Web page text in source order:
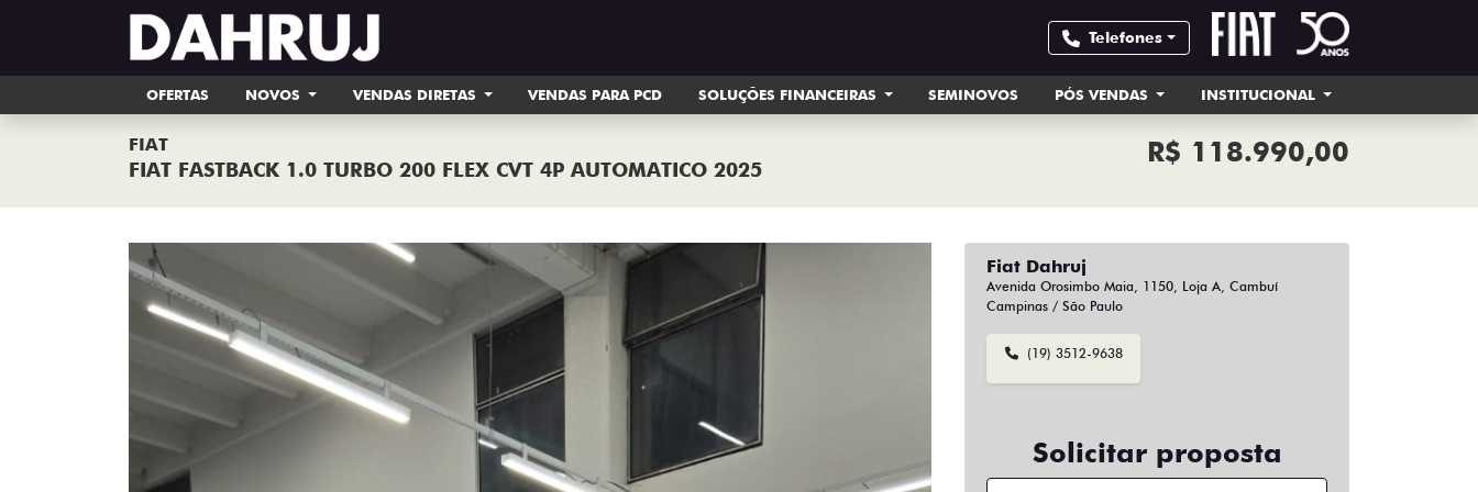
Telefones
OFERTAS NOVOS VENDAS DIRETAS VENDAS PARA PCD SOLUÇÕES FINANCEIRAS SEMINOVOS PÓS VENDAS INSTITUCIONAL
FIAT
FIAT FASTBACK 1.0 TURBO 200 FLEX CVT 4P AUTOMATICO 2025
R$ 118.990,00
Fiat Dahruj
Avenida Orosimbo Maia, 1150, Loja A, Cambuí
Campinas / São Paulo
(19) 3512-9638
Solicitar proposta